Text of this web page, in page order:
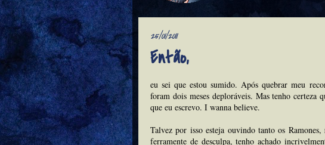
25/01/2011
Então,
eu sei que estou sumido. Após quebrar meu
foram dois meses deploráveis. Mas tenho certeza
que eu escrevo. I wanna believe.
Talvez por isso esteja ouvindo tanto os
ferramente de desculpa, tenho achado